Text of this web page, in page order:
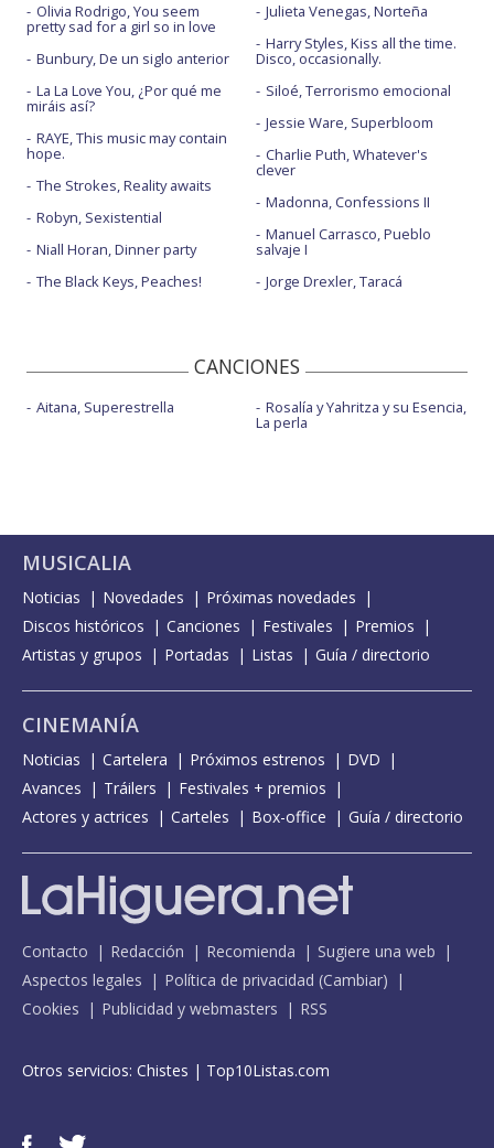
Olivia Rodrigo, You seem
pretty sad for a girl so in love
Bunbury, De un siglo anterior
La La Love You, ¿Por qué me
miráis así?
RAYE, This music may contain
hope.
The Strokes, Reality awaits
Robyn, Sexistential
Niall Horan, Dinner party
The Black Keys, Peaches!
Julieta Venegas, Norteña
Harry Styles, Kiss all the time.
Disco, occasionally.
Siloé, Terrorismo emocional
Jessie Ware, Superbloom
Charlie Puth, Whatever's
clever
Madonna, Confessions II
Manuel Carrasco, Pueblo
salvaje I
Jorge Drexler, Taracá
CANCIONES
Aitana, Superestrella Rosalía y Yahritza y su Esencia,
La perla
MUSICALIA
Noticias Novedades
Próximas novedades
Discos históricos
Canciones Festivales
Premios
Artistas y grupos
Portadas Listas Guía / directorio
CINEMANÍA
Noticias Cartelera Próximos estrenos
DVD
Avances
Tráilers
Festivales + premios
Actores y actrices
Carteles Box-office Guía / directorio
Contacto Redacción Recomienda
Sugiere una web
Aspectos legales
Política de privacidad (Cambiar)
Cookies
Publicidad y webmasters RSS
Otros servicios: Chistes | Top10Listas.com